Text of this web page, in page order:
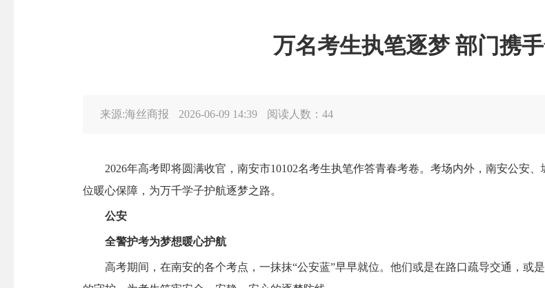
万名考生执笔逐梦 部门携
来源:海丝商报 2026-06-09 14:39 阅读人数： 44
2026年高考即将圆满收官，南安市10102名考生执笔作答青春考卷。考场内外，南安公安
位暖心保障，为万千学子护航逐梦之路。
公安
全警护考为梦想暖心护航
高考期间，在南安的各个考点，一抹抹“公安蓝”早早就位。他们或是在路口疏导交通，或